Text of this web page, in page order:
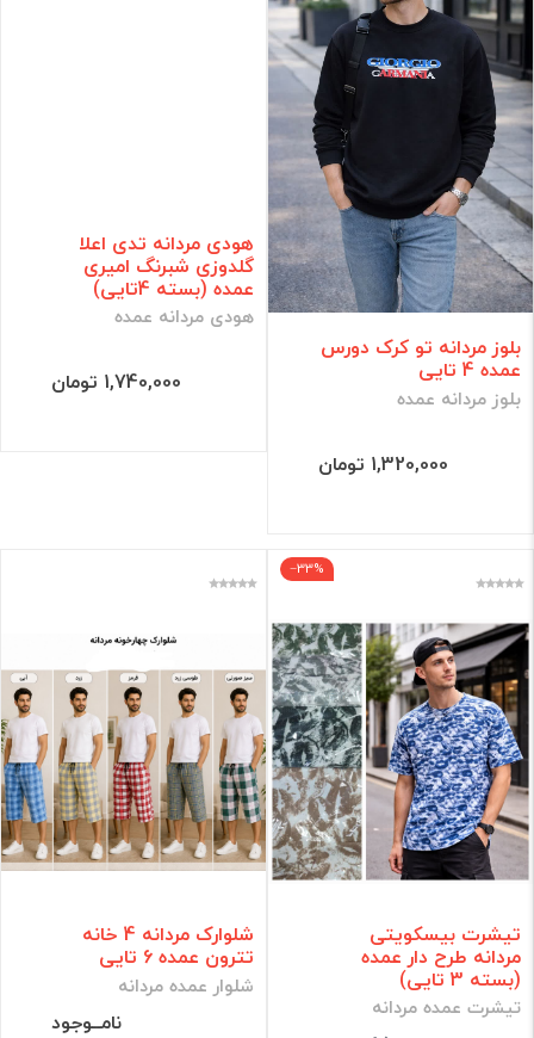
بلوز مردانه تو کرک دورس
عمده 4 تایی
بلوز مردانه عمده
1,320,000 تومان
هودی مردانه تدی اعلا
گلدوزی شبرنگ امیری
عمده (بسته 4تایی)
هودی مردانه عمده
1,740,000 تومان
‎−33%
تیشرت بیسکویتی
مردانه طرح دار عمده
(بسته 3 تایی)
تیشرت عمده مردانه
شلوارک مردانه 4 خانه
تترون عمده 6 تایی
شلوار عمده مردانه
نامــوجود